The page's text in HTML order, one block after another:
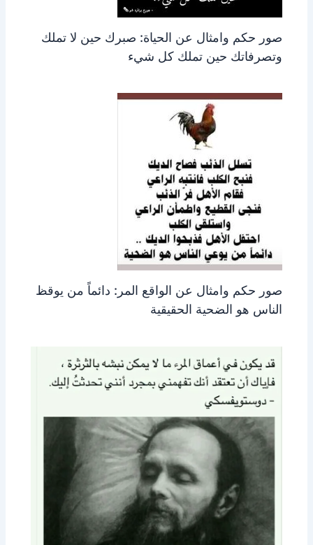
صور حكم وامثال عن الحياة: صبرك حين لا تملك
وتصرفاتك حين تملك كل شيء
صور حكم وامثال عن الواقع المر: دائماً من يوقظ
الناس هو الضحية الحقيقية